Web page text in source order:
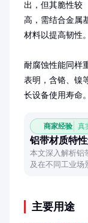
出，但其脆性较
高，需结合金属
材料以提高韧性。
耐腐蚀性能同样
表明，含铬、镍
长设备使用寿命。
商家经验 真
铝带材质特
本文深入解析铝
及在不同工业场
主要用途